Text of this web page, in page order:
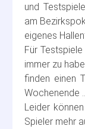
und
am
eigenes
Für
immer zu
finden einen
Wochenende
Leider
Spieler mehr